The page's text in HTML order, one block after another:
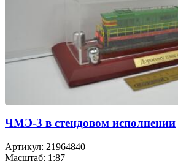
ЧМЭ-3 в стендовом исполнении
Артикул: 21964840
Масштаб: 1:87